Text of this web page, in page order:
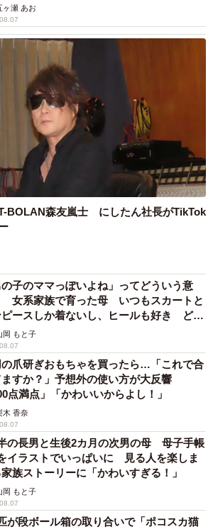
ヶ瀬 あお
BOLAN森友嵐士 にしたん社長がTikTok
の子のママっぽいよね」ってどういう意
女系家族で育った母 いつもスカートと
ピースしか着ないし、ヒールも好き どの
…
岡 もと子
爪研ぎおもちゃを買ったら…「これで合
ますか？」予想外の使い方が大反響
点満点」「かわいいからよし！」
木 香奈
の長男と生後2カ月の次男の母 母子手帳
イラストでいっぱいに 見る人を楽しま
族ストーリーに「かわいすぎる！」
岡 もと子
が段ボール箱の取り合いで「ポコスカ猫